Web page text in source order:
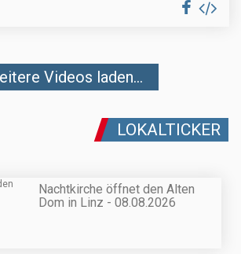
Videos laden...
LOKALTICKER
Nachtkirche öffnet den Alten
Dom in Linz - 08.08.2026